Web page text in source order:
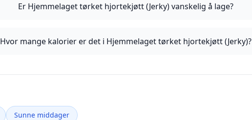
Er Hjemmelaget tørket hjortekjøtt (Jerky) vanskelig å lage?
Hvor mange kalorier er det i Hjemmelaget tørket hjortekjøtt (Jerky)?
Sunne middager